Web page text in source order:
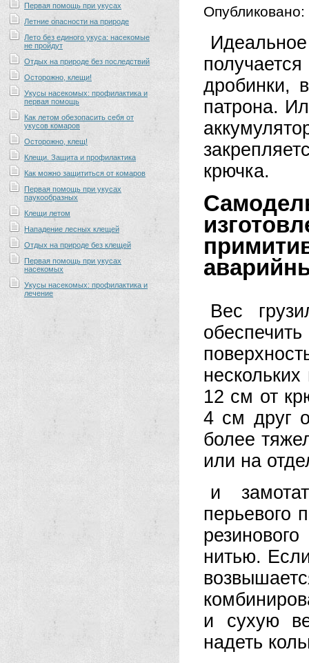
Первая помощь при укусах
Летние опасности на природе
Лето без единого укуса: насекомые
не пройдут
Отдых на природе без последствий
Осторожно, клещи!
Укусы насекомых: профилактика и
первая помощь
Как летом обезопасить себя от
укусов комаров
Осторожно, клещ!
Клещи. Защита и профилактика
Как можно защититься от комаров
Первая помощь при укусах
паукообразных
Клещи летом
Нападение лесных клещей
Отдых на природе без клещей
Первая помощь при укусах
насекомых
Укусы насекомых: профилактика и
лечение
Опубликовано:
дробинки,
патрона.
крючка.
Вес
12 см от
4 см друг
более
или на
и
перьевого
нитью.
и сухую
надеть